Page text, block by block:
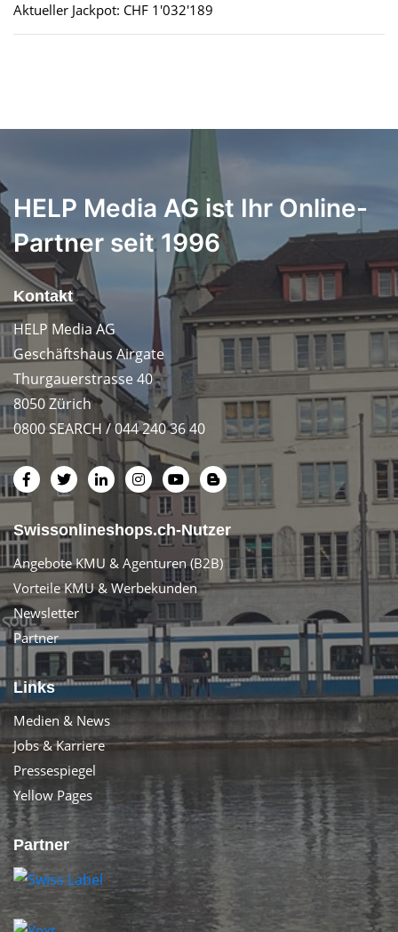
Aktueller Jackpot: CHF 1'032'189
HELP Media AG ist Ihr Online-
Partner seit 1996
Kontakt
HELP Media AG
Geschäftshaus Airgate
Thurgauerstrasse 40
8050 Zürich
0800 SEARCH / 044 240 36 40
Swissonlineshops.ch-Nutzer
Angebote KMU & Agenturen (B2B)
Vorteile KMU & Werbekunden
Newsletter
Partner
Links
Medien & News
Jobs & Karriere
Pressespiegel
Yellow Pages
Partner